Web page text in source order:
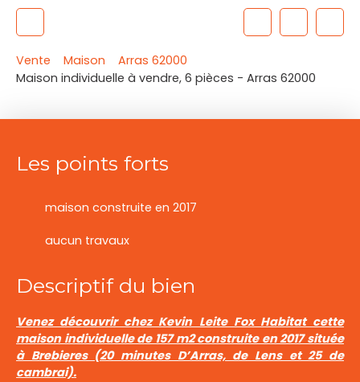
Vente Maison
Arras 62000
Maison individuelle à vendre, 6 pièces - Arras 62000
Les points forts
maison construite en 2017
aucun travaux
Descriptif du bien
Venez découvrir chez Kevin Leite Fox Habitat cette
maison individuelle de 157 m2 construite en 2017 située
à Brebieres (20 minutes D’Arras, de Lens et 25 de
cambrai).